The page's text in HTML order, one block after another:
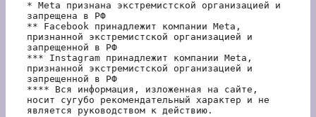
* Meta признана экстремистской организацией и
запрещена в РФ
** Facebook принадлежит компании Meta,
признанной экстремистской организацией и
запрещенной в РФ
*** Instagram принадлежит компании Meta,
признанной экстремистской организацией и
запрещенной в РФ
**** Вся информация, изложенная на сайте,
носит сугубо рекомендательный характер и не
является руководством к действию.